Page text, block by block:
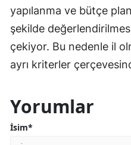
yapılanma ve bütçe
şekilde
çekiyor. Bu nedenle il
ayrı kriterler
Yorumlar
İsim*